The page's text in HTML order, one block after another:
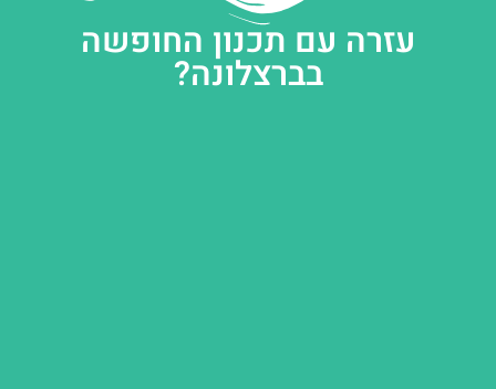
עזרה עם תכנון החופשה
בברצלונה?